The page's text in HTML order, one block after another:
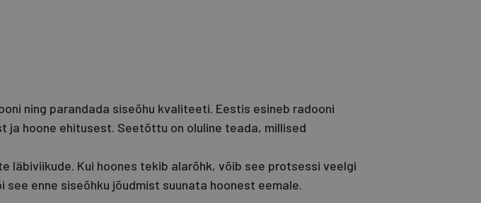
ning parandada siseõhu kvaliteeti. Eestis esineb radooni
hoone ehitusest. Seetõttu on oluline teada, millised
läbiviikude. Kui hoones tekib alarõhk, võib see protsessi veelgi
enne siseõhku jõudmist suunata hoonest eemale.